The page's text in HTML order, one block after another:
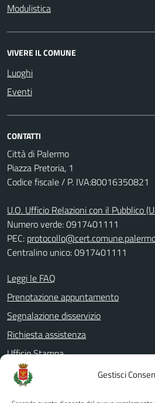
Gestisci
Modulistica
VIVERE IL COMUNE
Luoghi
Eventi
CONTATTI
Città di Palermo
Piazza Pretoria, 1
Codice fiscale / P. IVA:80016350821
U.O. Ufficio Relazioni con il Pubblico
Numero verde: 0917401111
PEC:
Centralino unico: 0917401111
Leggi le FAQ
Prenotazione appuntamento
Segnalazione disservizio
Richiesta assistenza
Ufficio Stampa
Amministrazione Trasparente
Albo pretorio